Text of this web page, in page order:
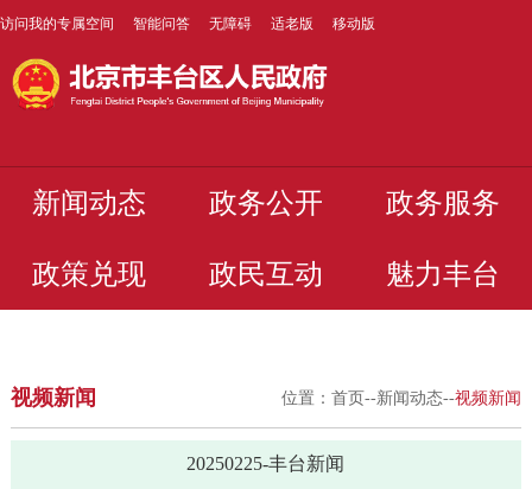
访问我的专属空间 智能问答 无障碍 适老版 移动版
新闻动态 政务公开 政务服务
政策兑现 政民互动 魅力丰台
视频新闻 位置：首页--新闻动态--视频新闻
20250225-丰台新闻